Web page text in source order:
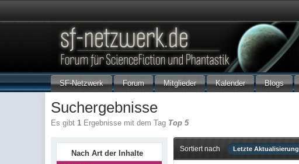
SF-Netzwerk Forum Mitglieder Kalender Blogs
Suchergebnisse
Es gibt1 Ergebnisse mit dem Tag Top 5
Nach Art der Inhalte Sortiert nach Letzte Aktualisierung